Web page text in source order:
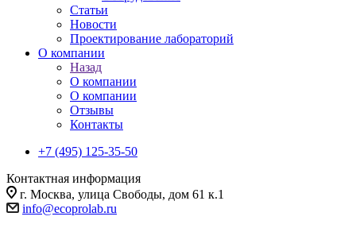
Статьи
Новости
Проектирование лабораторий
О компании
Назад
О компании
О компании
Отзывы
Контакты
+7 (495) 125-35-50
Контактная информация
г. Москва, улица Свободы, дом 61 к.1
info@ecoprolab.ru